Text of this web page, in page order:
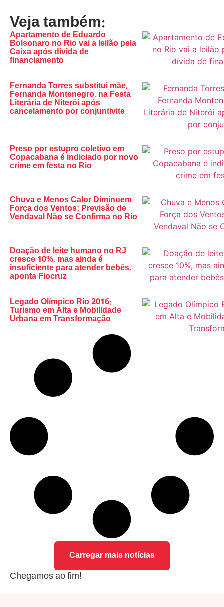
Veja também:
Apartamento de Eduardo
Bolsonaro no Rio vai a leilão pela
Caixa após dívida de
financiamento
Fernanda Torres substitui mãe,
Fernanda Montenegro, na Festa
Literária de Niterói após
cancelamento por conjuntivite
Preso por estupro coletivo em
Copacabana é indiciado por novo
crime em festa no Rio
Chuva e Menos Calor Diminuem
Força dos Ventos; Previsão de
Vendaval Não se Confirma no Rio
Doação de leite humano no RJ
cresce 10%, mas ainda é
insuficiente para atender bebês,
aponta Fiocruz
Legado Olímpico Rio 2016:
Turismo em Alta e Mobilidade
Urbana em Transformação
Carregar mais notícias
Chegamos ao fim!